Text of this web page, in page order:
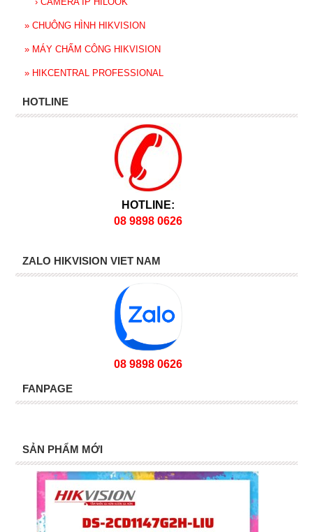
» CHUÔNG HÌNH HIKVISION
» MÁY CHẤM CÔNG HIKVISION
» HIKCENTRAL PROFESSIONAL
HOTLINE
HOTLINE:
08 9898 0626
ZALO HIKVISION VIET NAM
08 9898 0626
FANPAGE
SẢN PHẨM MỚI